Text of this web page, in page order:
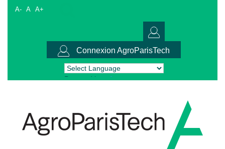
A- A A+
Connexion AgroParisTech
Powered by Translate